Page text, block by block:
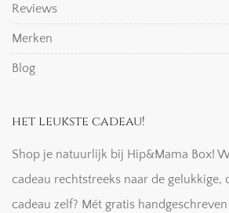
Reviews
Merken
Blog
het leukste cadeau!
Shop je natuurlijk bij Hip&Mama Box!
cadeau rechtstreeks naar de gelukkige,
cadeau zelf? Mét gratis